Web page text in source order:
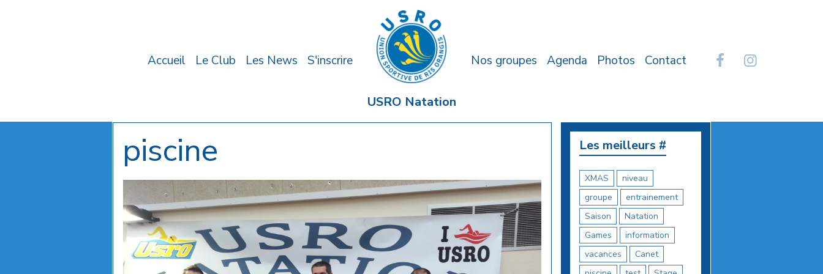
Accueil Le Club Les News S'inscrire
USRO Natation
Nos groupes Agenda Photos Contact
piscine Les meilleurs #
XMAS
niveau
groupe
entrainement
Saison
Natation
Games
information
vacances
Canet